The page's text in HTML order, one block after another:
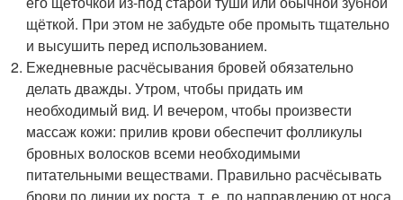
щёткой. При этом не забудьте обе промыть тщательно
и высушить перед использованием.
Ежедневные расчёсывания бровей обязательно
делать дважды. Утром, чтобы придать им
необходимый вид. И вечером, чтобы произвести
массаж кожи: прилив крови обеспечит фолликулы
бровных волосков всеми необходимыми
питательными веществами. Правильно расчёсывать